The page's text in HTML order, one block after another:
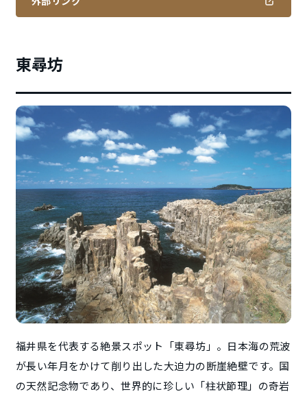
東尋坊
福井県を代表する絶景スポット「東尋坊」。日本海の荒波
が長い年月をかけて削り出した大迫力の断崖絶壁です。国
の天然記念物であり、世界的に珍しい「柱状節理」の奇岩